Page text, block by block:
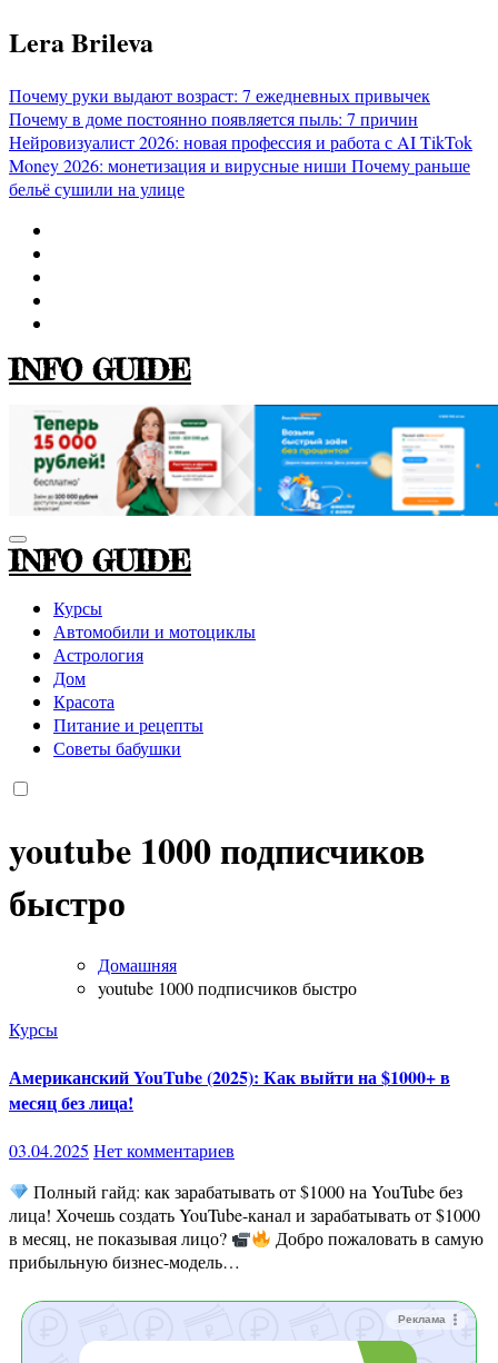
Перейти
к
Lera Brileva
Почему руки выдают возраст: 7 ежедневных привычек
Почему в доме постоянно появляется пыль: 7 причин
Нейровизуалист 2026: новая профессия и работа с AITikTok
Money 2026: монетизация и вирусные ниши Почему раньше
бельё сушили на улице
INFO GUIDE
INFO GUIDE
Курсы
Автомобили и мотоциклы
Астрология
Дом
Красота
Питание и рецепты
Советы бабушки
youtube 1000 подписчиков
быстро
Домашняя
youtube 1000 подписчиков быстро
Курсы
Американский YouTube (2025): Как выйти на $1000+ в
месяц без лица!
03.04.2025 Нет комментариев
Полный гайд: как зарабатывать от $1000 на YouTube без
лица! Хочешь создать YouTube-канал и зарабатывать от $1000
в месяц, не показывая лицо?
Добро пожаловать в самую
прибыльную бизнес-модель…
Реклама